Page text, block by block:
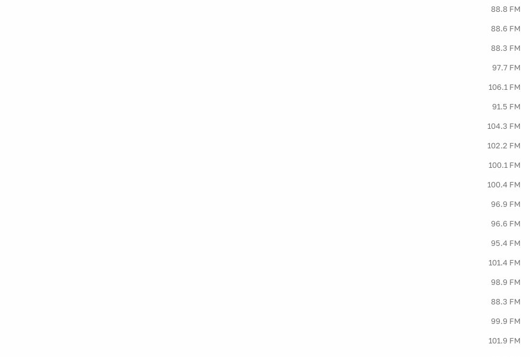
88.8 FM
88.6 FM
88.3 FM
97.7 FM
106.1 FM
91.5 FM
104.3 FM
102.2 FM
100.1 FM
100.4 FM
96.9 FM
96.6 FM
95.4 FM
101.4 FM
98.9 FM
88.3 FM
99.9 FM
101.9 FM